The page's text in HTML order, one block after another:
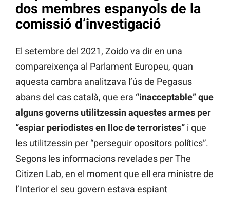
dos membres espanyols de la
comissió d’investigació
El setembre del 2021, Zoido va dir en una
compareixença al Parlament Europeu, quan
aquesta cambra analitzava l’ús de Pegasus
abans del cas català, que era “inacceptable” que
alguns governs utilitzessin aquestes armes per
“espiar periodistes en lloc de terroristes” i que
les utilitzessin per “perseguir opositors polítics”.
Segons les informacions revelades per The
Citizen Lab, en el moment que ell era ministre de
l’Interior el seu govern estava espiant